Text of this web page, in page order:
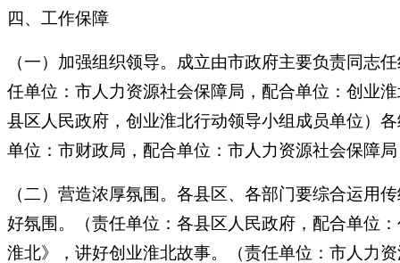
四、工作保障
（一）加强组织领导。成立由市政府主要负责同志
任单位：市人力资源社会保障局，配合单位：创业
县区人民政府，创业淮北行动领导小组成员单位）
单位：市财政局，配合单位：市人力资源社会保障
（二）营造浓厚氛围。各县区、各部门要综合运用
好氛围。（责任单位：各县区人民政府，配合单位
淮北》，讲好创业淮北故事。（责任单位：市人力